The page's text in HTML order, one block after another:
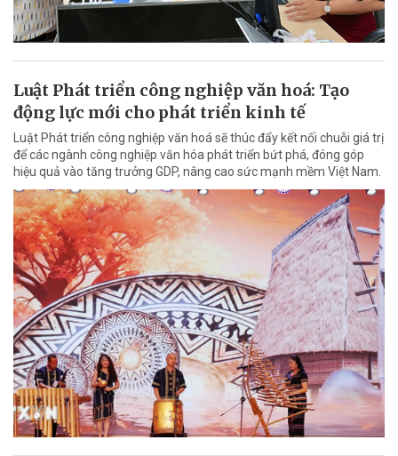
Luật Phát triển công nghiệp văn hoá: Tạo
động lực mới cho phát triển kinh tế
Luật Phát triển công nghiệp văn hoá sẽ thúc đẩy kết nối chuỗi giá trị
để các ngành công nghiệp văn hóa phát triển bứt phá, đóng góp
hiệu quả vào tăng trưởng GDP, nâng cao sức mạnh mềm Việt Nam.